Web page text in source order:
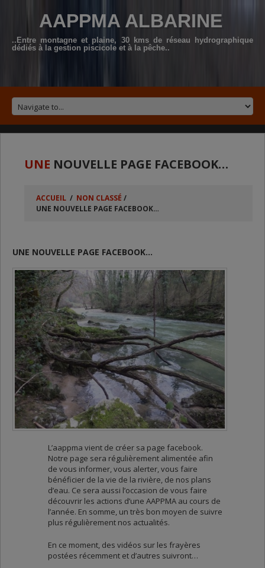
AAPPMA ALBARINE
..Entre montagne et plaine, 30 kms de réseau hydrographique
dédiés à la gestion piscicole et à la pêche..
UNE NOUVELLE PAGE FACEBOOK…
ACCUEIL / NON CLASSÉ /
UNE NOUVELLE PAGE FACEBOOK…
UNE NOUVELLE PAGE FACEBOOK…
L’aappma vient de créer sa page facebook.
Notre page sera régulièrement alimentée afin
de vous informer, vous alerter, vous faire
bénéficier de la vie de la rivière, de nos plans
d’eau. Ce sera aussi l’occasion de vous faire
découvrir les actions d’une AAPPMA au cours de
l’année. En somme, un très bon moyen de suivre
plus régulièrement nos actualités.
En ce moment, des vidéos sur les frayères
postées récemment et d’autres suivront…